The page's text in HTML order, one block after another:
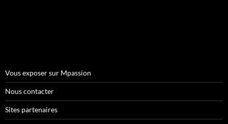
Vous exposer sur Mpassion
Nous contacter
Sites partenaires